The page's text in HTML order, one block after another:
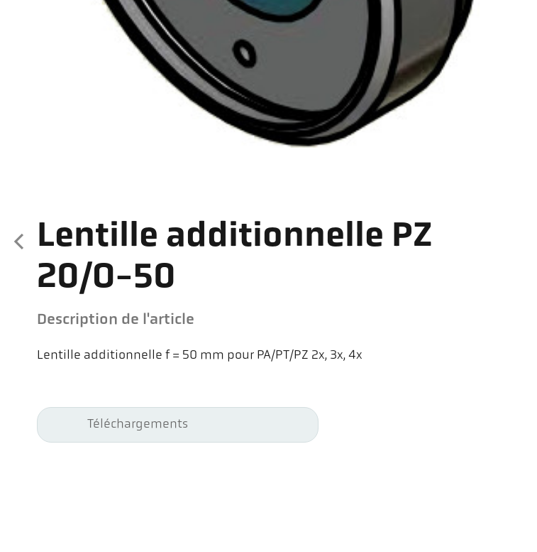
Lentille additionnelle PZ
20/O-50
Description de l'article
Lentille additionnelle f = 50 mm pour PA/PT/PZ 2x, 3x, 4x
Téléchargements